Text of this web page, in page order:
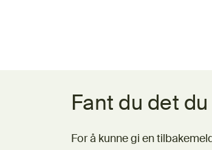
Fant du det
For å kunne gi en